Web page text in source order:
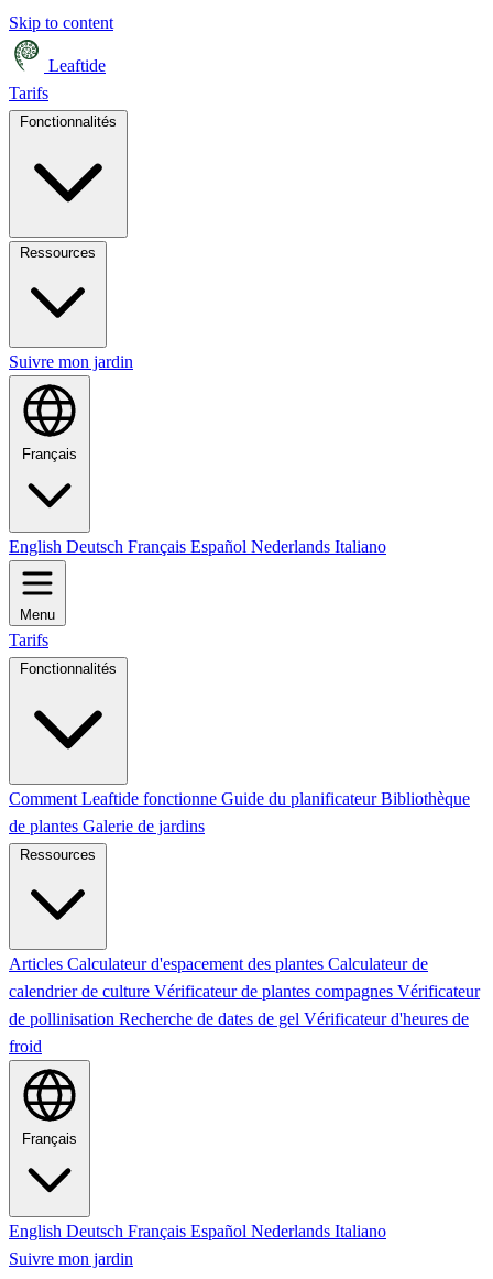
Skip to content
Leaftide
Tarifs
Suivre mon jardin
Français
English Deutsch Français Español Nederlands Italiano
Menu
Tarifs
Fonctionnalités
Comment Leaftide fonctionne Guide du planificateurBibliothèque
de plantes Galerie de jardins
Ressources
Articles Calculateur d'espacement des plantes Calculateur de
calendrier de culture Vérificateur de plantes compagnes Vérificateur
de pollinisation Recherche de dates de gel Vérificateur d'heures de
froid
Français
English Deutsch Français Español Nederlands Italiano
Suivre mon jardin